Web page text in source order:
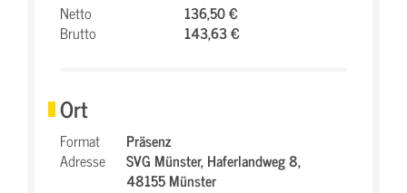
Netto
136,50 €
Brutto
143,63 €
Ort
Format
Präsenz
Adresse
SVG Münster,Haferlandweg 8,
48155 Münster